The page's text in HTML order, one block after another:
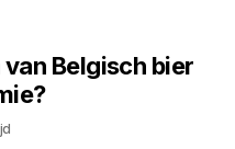
Belgisch bier